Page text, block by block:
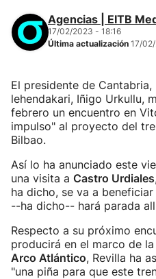
Agencias | EITB
17/02/2023 - 18:16
Última actualización 17/
El presidente de
lehendakari, Iñigo Urkullu,
febrero un encuentro en
impulso" al proyecto del
Bilbao.
Así lo ha anunciado este
una visita a Castro Urdiales
ha dicho, se va a
--ha dicho-- hará parada
Respecto a su próximo
producirá en el marco de
Arco Atlántico, Revilla ha
"una piña para que este